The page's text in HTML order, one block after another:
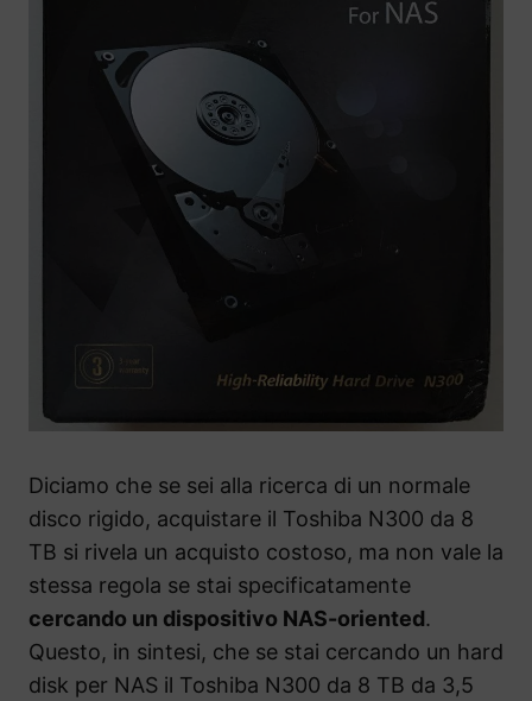
Diciamo che se sei alla ricerca di un normale
disco rigido, acquistare il Toshiba N300 da 8
TB si rivela un acquisto costoso, ma non vale la
stessa regola se stai specificatamente
cercando un dispositivo NAS-oriented.
Questo, in sintesi, che se stai cercando un hard
disk per NAS il Toshiba N300 da 8 TB da 3,5